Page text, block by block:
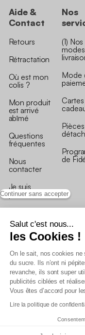
Continuer sans accepter
Salut c'est nous...
les Cookies !
On le sait, nos cookies ne
du sucre. Ils n’ont ni
revanche, ils sont super
publicités ciblées et
Vous êtes d’accord pour
Lire la politique de
Aide &
Contact
Retours
Rétractation
Où est mon
colis ?
Mon produit
est arrivé
abîmé
Questions
fréquentes
Nous
contacter
Je suis
professionnel
Nos
(1) Nos
Mode
Cartes
Pièces
de
Conditions
Charte